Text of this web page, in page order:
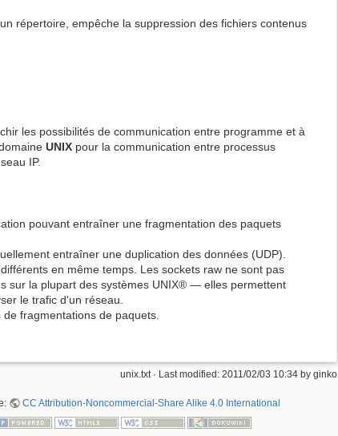
répertoire, empêche la suppression des fichiers contenus
les possibilités de communication entre programme et à
UNIX pour la communication entre processus
IP.
pouvant entraîner une fragmentation des paquets
entraîner une duplication des données (UDP).
en même temps. Les sockets raw ne sont pas
sur la plupart des systèmes UNIX® — elles permettent
le trafic d'un réseau.
fragmentations de paquets.
unix.txt · Last modified: 2011/02/03 10:34 by ginko
CC Attribution-Noncommercial-Share Alike 4.0 International